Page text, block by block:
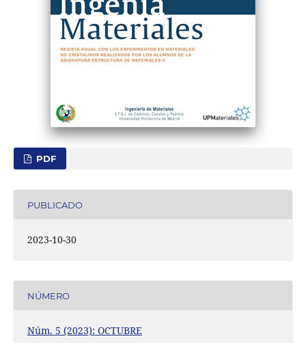
PDF
PUBLICADO
2023-10-30
NÚMERO
Núm. 5 (2023): OCTUBRE